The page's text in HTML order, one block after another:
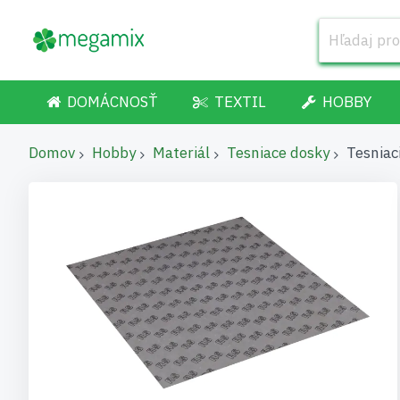
DOMÁCNOSŤ TEXTIL HOBBY
Domov Hobby Materiál Tesniace dosky
koniec
galérie
obrázkov